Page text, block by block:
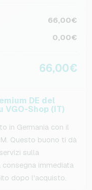
66,00€
0,00€
66,00€
DE del
VGO-Shop (IT)
in Germania con il
Questo buono ti dà
sulla
consegna immediata
dopo l'acquisto.